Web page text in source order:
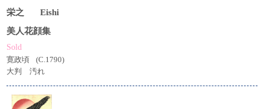
栄之
Eishi
美人花顔集
Sold
寛政頃
(C.1790)
大判 汚れ